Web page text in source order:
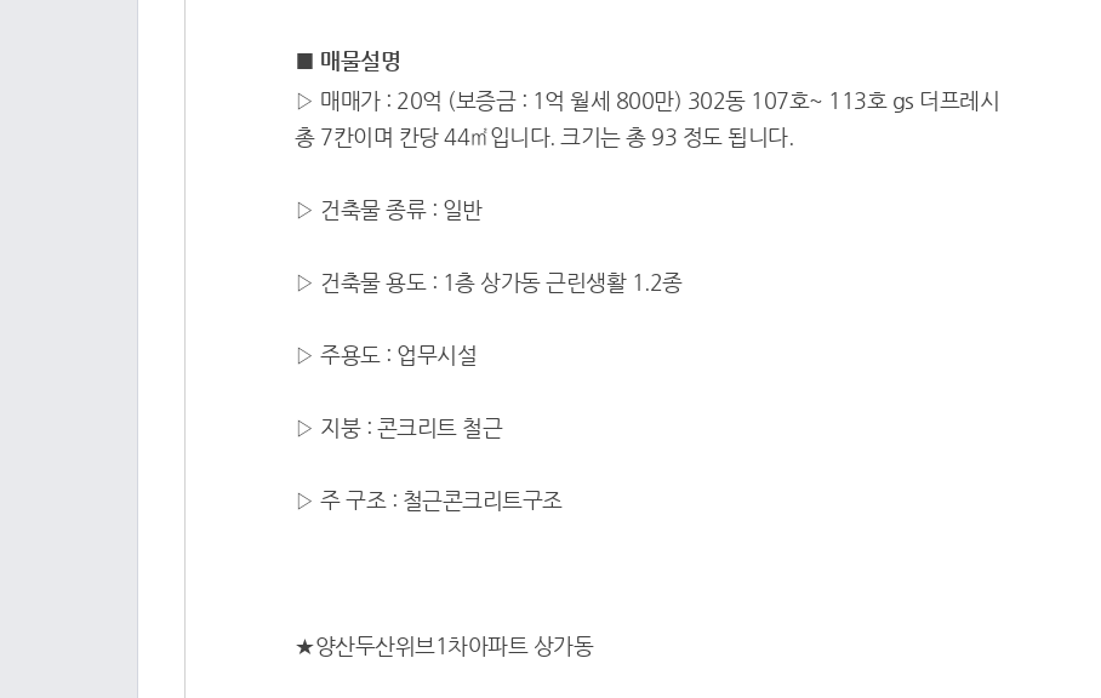
■ 매물설명
▷ 매매가 : 20억 (보증금 : 1억 월세 800만) 302동 107호~ 113호 gs 더프레시
총 7칸이며 칸당 44㎡입니다. 크기는 총 93 정도 됩니다.
▷ 건축물 종류 : 일반
▷ 건축물 용도 : 1층 상가동 근린생활 1.2종
▷ 주용도 : 업무시설
▷ 지붕 : 콘크리트 철근
▷ 주 구조 : 철근콘크리트구조
★양산두산위브1차아파트 상가동